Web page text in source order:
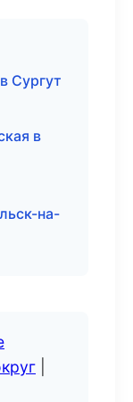
Сургут
в
на-